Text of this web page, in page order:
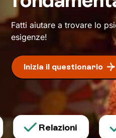
che desideri.
Fatti aiutare a trovare lo
esigenze!
Inizia il questionario
Relazioni